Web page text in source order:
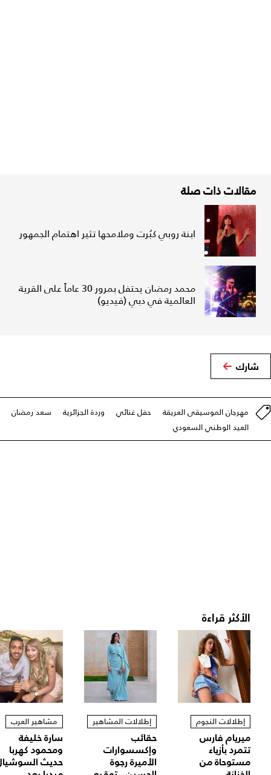
مقالات ذات صلة
ابنة روبي كبُرت وملامحها تثير اهتمام الجمهور
محمد رمضان يحتفل بمرور 30 عاماً على القرية
العالمية في دبي (فيديو)
شارك
مهرجان الموسيقى العريقة حفل غنائي وردة الجزائرية
سعد رمضان
العيد الوطني السعودي
الأكثر قراءة
إطلالات النجوم
ميريام فارس
تتمرد بأزياء
مستوحاة من
إطلالات المشاهير
حقائب
وإكسسوارات
الأميرة رجوة
مشاهير العرب
سارة خليفة
ومحمود كهربا
حديث